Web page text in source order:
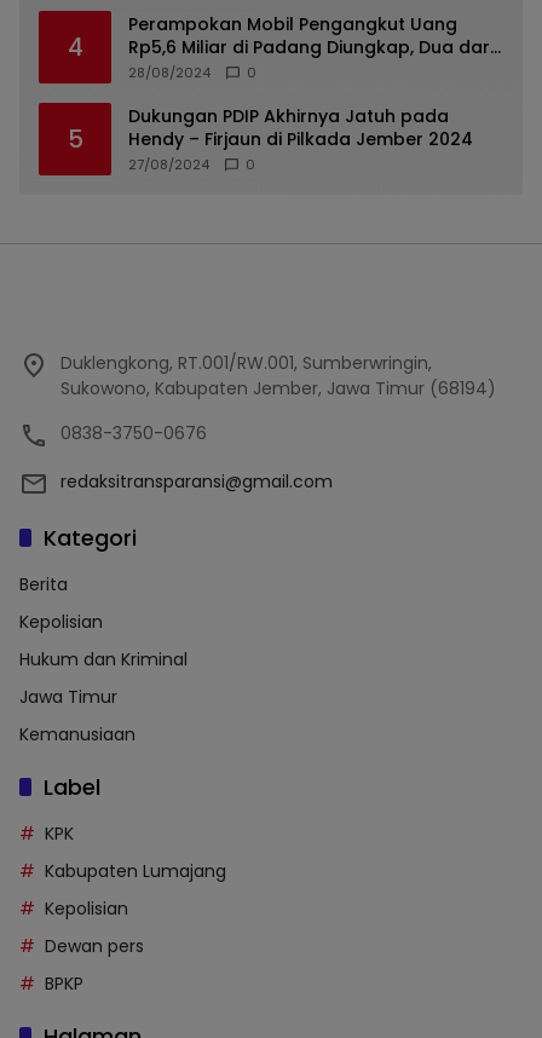
4
Perampokan Mobil Pengangkut Uang
Rp5,6 Miliar di Padang Diungkap, Dua dari
Tiga Tersangka Merupakan Oknum Polisi
28/08/2024 0
5
Dukungan PDIP Akhirnya Jatuh pada
Hendy – Firjaun di Pilkada Jember 2024
27/08/2024 0
Duklengkong, RT.001/RW.001, Sumberwringin,
Sukowono, Kabupaten Jember, Jawa Timur (68194)
0838-3750-0676
redaksitransparansi@gmail.com
Kategori
Berita
Kepolisian
Hukum dan Kriminal
Jawa Timur
Kemanusiaan
Label
KPK
Kabupaten Lumajang
Kepolisian
Dewan pers
BPKP